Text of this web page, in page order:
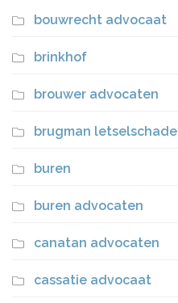
bouwrecht advocaat
brinkhof
brouwer advocaten
brugman letselschade
buren
buren advocaten
canatan advocaten
cassatie advocaat